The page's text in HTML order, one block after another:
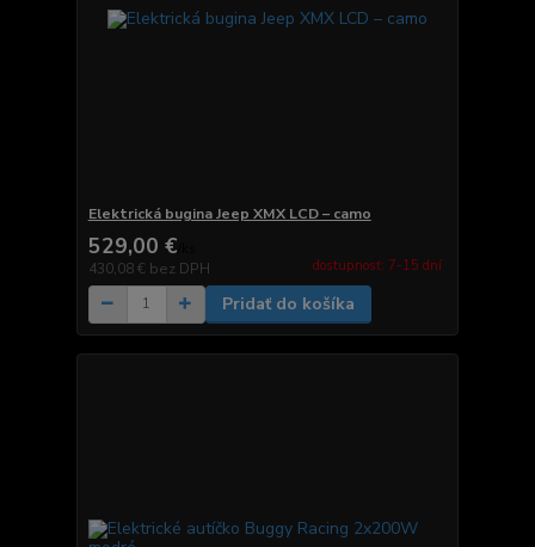
Elektrická bugina Jeep XMX LCD – camo
529,00 €
430,08 € bez DPH dostupnosť: 7-15 dní
Pridať do košíka